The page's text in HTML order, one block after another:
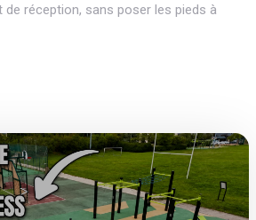
de réception, sans poser les pieds à